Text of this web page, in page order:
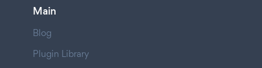
Main
Blog
Plugin Library